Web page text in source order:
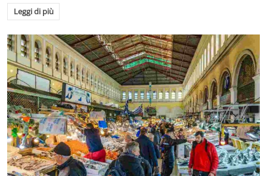
Leggi di più